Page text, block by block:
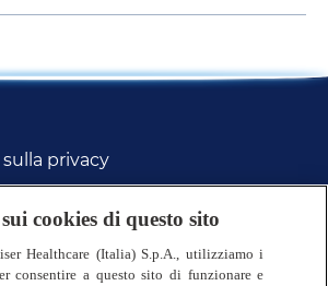
privacy
cookies di questo sito
Healthcare (Italia) S.p.A., utilizziamo i
consentire a questo sito di funzionare e